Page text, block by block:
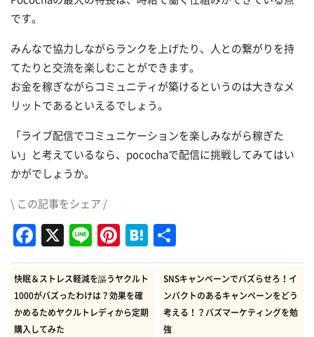
です。
みんなで協力しながらランクを上げたり、人との繋がりを持
てたりと交流を楽しむことができます。
お金を稼ぎながらコミュニティが築けるというのは大きなメ
リットであるといえるでしょう。
「ライブ配信でコミュニケーションを楽しみながら稼ぎた
い」と考えているなら、pocochaで配信に挑戦してみてはい
かがでしょうか。
\ この記事をシェア /
Facebook
X LinePinterest
Hatena
有
快眠＆ストレス軽減を謳うヤクルト
1000がバズったわけは？効果を確
かめるためヤクルトレディから定期
購入してみた
SNSキャンペーンでバズらせろ！イ
ンパクトのあるキャンペーンをどう
考える！？バズマーケティングを勉
強